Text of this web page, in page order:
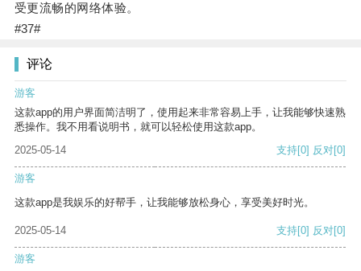
受更流畅的网络体验。
#37#
评论
游客
这款app的用户界面简洁明了，使用起来非常容易上手，让我能够快速熟
悉操作。我不用看说明书，就可以轻松使用这款app。
2025-05-14
支持[0] 反对[0]
游客
这款app是我娱乐的好帮手，让我能够放松身心，享受美好时光。
2025-05-14 支持[0] 反对[0]
游客